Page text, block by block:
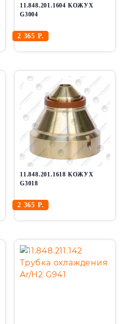
11.848.201.1604 КОЖУХ
G3004
2 365 Р.
11.848.201.1618 КОЖУХ
G3018
2 365 Р.